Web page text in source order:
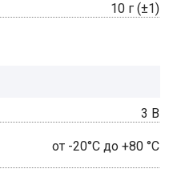
10 г (±1)
3 В
от -20°С до +80 °С